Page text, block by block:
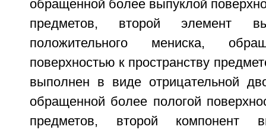
обращенной более выпуклой
предметов, второй элемент
положительного мениска,
поверхностью к пространству
выполнен в виде отрицательной
обращенной более пологой
предметов, второй компонент